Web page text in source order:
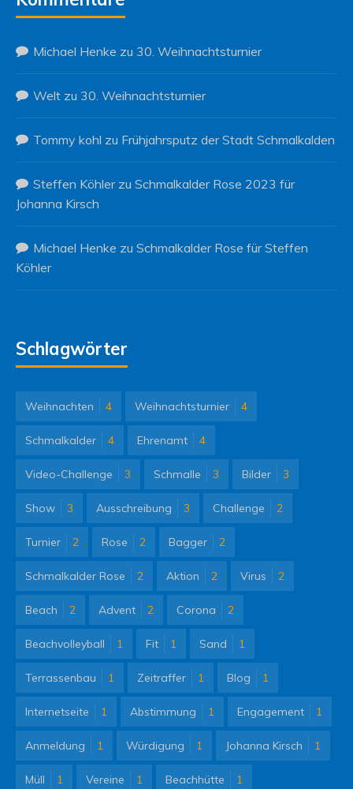
Michael Henke zu 30. Weihnachtsturnier
Welt zu 30. Weihnachtsturnier
Tommy kohl zu Frühjahrsputz der Stadt Schmalkalden
Steffen Köhlerzu Schmalkalder Rose 2023 für
Johanna Kirsch
Michael Henke zu Schmalkalder Rose für Steffen
Köhler
Schlagwörter
Weihnachten 4 Weihnachtsturnier 4
Schmalkalder 4 Ehrenamt 4
Video-Challenge 3 Schmalle 3 Bilder 3
Show 3 Ausschreibung 3 Challenge 2
Turnier 2 Rose 2 Bagger 2
Schmalkalder Rose 2 Aktion 2 Virus 2
Beach 2 Advent 2 Corona 2
Beachvolleyball 1 Fit 1 Sand 1
Terrassenbau 1 Zeitraffer 1 Blog 1
Internetseite 1 Abstimmung 1 Engagement 1
Anmeldung 1 Würdigung 1 Johanna Kirsch 1
Müll 1 Vereine 1 Beachhütte 1